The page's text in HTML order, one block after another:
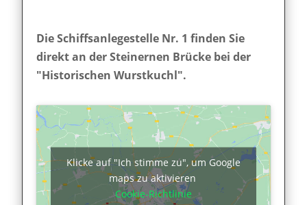
Die Schiffsanlegestelle Nr. 1 finden Sie
direkt an der Steinernen Brücke bei der
"Historischen Wurstkuchl".
Klicke auf "Ich stimme zu", um Google
maps zu aktivieren
Cookie-Richtlinie